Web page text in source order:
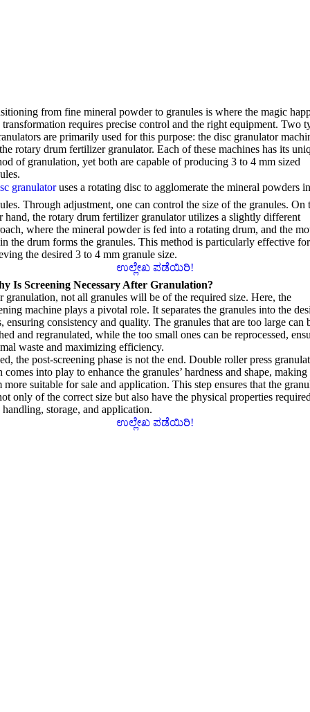
from fine mineral powder to granules is where the magic
requires precise control and the right equipment.Two
are primarily used for this purpose:the disc granulator
rotary drum fertilizer granulator.Each of these machines has its
of granulation,yet both are capable of producing 3to 4mm sized
.
granulator uses a rotating disc to agglomerate the mineral powders
.Through adjustment,one can control the size of the granules.On
hand,the rotary drum fertilizer granulator utilizes a slightly different
,where the mineral powder is fed into a rotating drum,and the
the drum forms the granules.This method is particularly effective for
the desired 3to 4mm granule size.
ಉಲ್ಲೇಖ ಪಡೆಯಿರಿ!
Is Screening Necessary After Granulation?
granulation,not all granules will be of the required size.Here,the
machine plays a pivotal role.It separates the granules into the
,ensuring consistency and quality.The granules that are too large can
and regranulated,while the too small ones can be reprocessed,
waste and maximizing efficiency.
,the post-screening phase is not the end.Double roller press
comes into play to enhance the granules’hardness and shape,making
more suitable for sale and application.This step ensures that the
only of the correct size but also have the physical properties
handling,storage,and application.
ಉಲ್ಲೇಖ ಪಡೆಯಿರಿ!